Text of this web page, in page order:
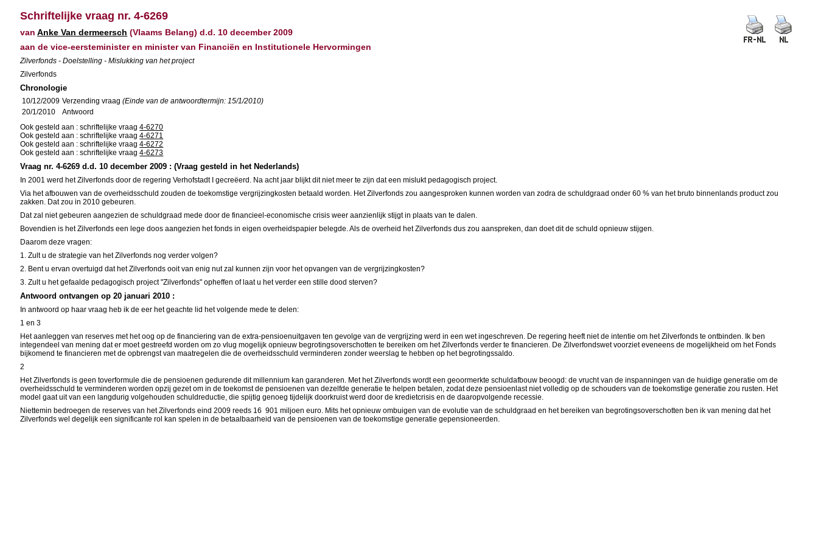
Schriftelijke vraag nr. 4-6269
vanAnke Van dermeersch (Vlaams Belang) d.d. 10 december 2009
aan de vice-eersteminister en minister van Financiën en Institutionele Hervormingen
Zilverfonds - Doelstelling - Mislukking van het project
Zilverfonds
Chronologie
10/12/2009 Verzending vraag(Einde van de antwoordtermijn: 15/1/2010)
20/1/2010
Antwoord
Ook gesteld aan : schriftelijke vraag4-6270
Ook gesteld aan : schriftelijke vraag4-6271
Ook gesteld aan : schriftelijke vraag4-6272
Ook gesteld aan : schriftelijke vraag4-6273
Vraag nr. 4-6269 d.d. 10 december 2009 : (Vraag gesteld in het Nederlands)
In 2001 werd het Zilverfonds door de regering Verhofstadt I gecreëerd. Na acht jaar blijkt dit niet meer te zijn dat een mislukt pedagogisch project.
Via het afbouwen van de overheidsschuld zouden de toekomstige vergrijzingkosten betaald worden. Het Zilverfonds zou aangesproken kunnen worden van zodra de schuldgraad onder 60 % van het bruto binnenlands product zou
zakken. Dat zou in 2010 gebeuren.
Dat zal niet gebeuren aangezien de schuldgraad mede door de financieel-economische crisis weer aanzienlijk stijgt in plaats van te dalen.
Bovendien is het Zilverfonds een lege doos aangezien het fonds in eigen overheidspapier belegde. Als de overheid het Zilverfonds dus zou aanspreken, dan doet dit de schuld opnieuw stijgen.
Daarom deze vragen:
1. Zult u de strategie van het Zilverfonds nog verder volgen?
2. Bent u ervan overtuigd dat het Zilverfonds ooit van enig nut zal kunnen zijn voor het opvangen van de vergrijzingkosten?
3. Zult u het gefaalde pedagogisch project "Zilverfonds" opheffen of laat u het verder een stille dood sterven?
Antwoord ontvangen op 20 januari 2010 :
In antwoord op haar vraag heb ik de eer het geachte lid het volgende mede te delen:
1 en 3
Het aanleggen van reserves met het oog op de financiering van de extra-pensioenuitgaven ten gevolge van de vergrijzing werd in een wet ingeschreven. De regering heeft niet de intentie om het Zilverfonds te ontbinden. Ik ben
integendeel van mening dat er moet gestreefd worden om zo vlug mogelijk opnieuw begrotingsoverschotten te bereiken om het Zilverfonds verder te financieren. De Zilverfondswet voorziet eveneens de mogelijkheid om het Fonds
bijkomend te financieren met de opbrengst van maatregelen die de overheidsschuld verminderen zonder weerslag te hebben op het begrotingssaldo.
2
Het Zilverfonds is geen toverformule die de pensioenen gedurende dit millennium kan garanderen. Met het Zilverfonds wordt een geoormerkte schuldafbouw beoogd: de vrucht van de inspanningen van de huidige generatie om de
overheidsschuld te verminderen worden opzij gezet om in de toekomst de pensioenen van dezelfde generatie te helpen betalen, zodat deze pensioenlast niet volledig op de schouders van de toekomstige generatie zou rusten. Het
model gaat uit van een langdurig volgehouden schuldreductie, die spijtig genoeg tijdelijk doorkruist werd door de kredietcrisis en de daaropvolgende recessie.
Niettemin bedroegen de reserves van het Zilverfonds eind 2009 reeds 16 901 miljoen euro. Mits het opnieuw ombuigen van de evolutie van de schuldgraad en het bereiken van begrotingsoverschotten ben ik van mening dat het
Zilverfonds wel degelijk een significante rol kan spelen in de betaalbaarheid van de pensioenen van de toekomstige generatie gepensioneerden.